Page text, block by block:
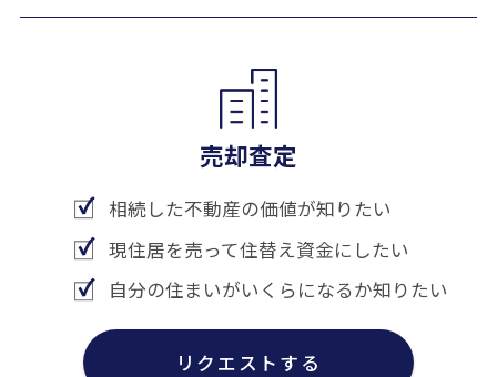
売却査定
相続した不動産の価値が知りたい
現住居を売って住替え資金にしたい
自分の住まいがいくらになるか知りたい
リクエストする